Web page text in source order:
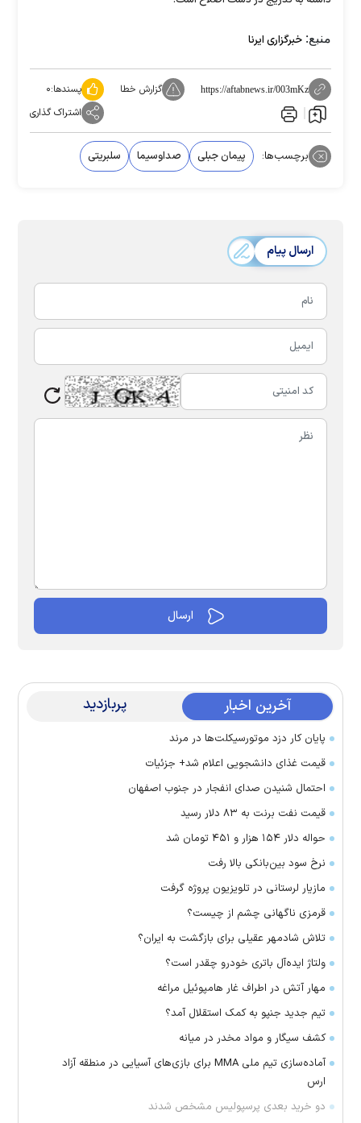
منبع: خبرگزاری ایرنا
https://aftabnews.ir/003mKz گزارش خطا پسندها:۰
اشتراک گذاری
برچسب‌ها: پیمان جبلی صداوسیما سلبریتی
ارسال پیام
آخرین اخبار پربازدید
پایان کار دزد موتورسیکلت‌ها در مرند
قیمت غذای دانشجویی اعلام شد+ جزئیات
احتمال شنیدن صدای انفجار در جنوب اصفهان
قیمت نفت برنت به ۸۳ دلار رسید
حواله دلار ۱۵۴ هزار و ۴۵۱ تومان شد
نرخ سود بین‌بانکی بالا رفت
مازیار لرستانی در تلویزیون پروژه گرفت
قرمزی ناگهانی چشم از چیست؟
تلاش شادمهر عقیلی برای بازگشت به ایران؟
ولتاژ ایده‌آل باتری خودرو چقدر است؟
مهار آتش در اطراف غار هامپوئیل مراغه
تیم جدید جنپو به کمک استقلال آمد؟
کشف سیگار و مواد مخدر در میانه
آماده‌سازی تیم ملی MMA برای بازی‌های آسیایی در منطقه آزاد
ارس
دو خرید بعدی پرسپولیس مشخص شدند